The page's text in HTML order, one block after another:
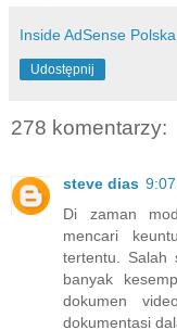
Inside AdSense Polska
Udostępnij
278 komentarzy:
steve dias
Di zaman
mencari
tertentu. Salah
banyak
dokumen
dokumentasi